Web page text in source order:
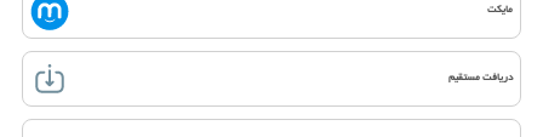
مایکت
دریافت مستقیم